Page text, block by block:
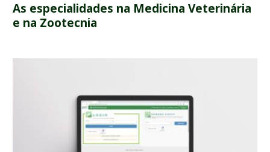
As especialidades na Medicina Veterinária
e na Zootecnia